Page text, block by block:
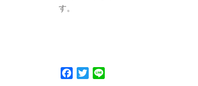
す。
Facebook
Twitter